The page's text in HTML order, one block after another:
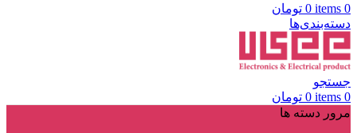
0
items
0 تومان
دسته‌بندی‌ها
جستجو
0
items
0 تومان
مرور دسته ها